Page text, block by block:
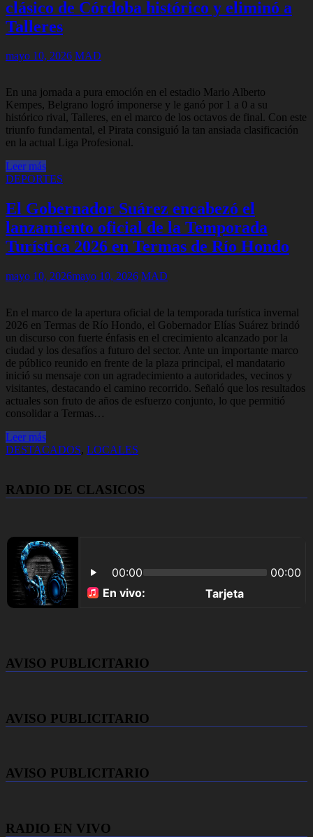
clásico de Córdoba histórico y eliminó a
Talleres
mayo 10, 2026 MAD
En una jornada a pura emoción en el estadio Mario Alberto
Kempes, Belgrano logró imponerse y le ganó por 1 a 0 a su
histórico rival, Talleres, en el marco de los octavos de final. Con este
triunfo fundamental, el Pirata consiguió la tan ansiada clasificación
en la actual Liga Profesional.
Leer más
DEPORTES
El Gobernador Suárez encabezó el
lanzamiento oficial de la Temporada
Turística 2026 en Termas de Río Hondo
mayo 10, 2026mayo 10, 2026 MAD
En el marco de la apertura oficial de la temporada turística invernal
2026 en Termas de Río Hondo, el Gobernador Elías Suárez brindó
un discurso con fuerte énfasis en el crecimiento alcanzado por la
ciudad y los desafíos a futuro del sector. Ante un importante marco
de público reunido en frente de la plaza principal, el mandatario
inició su mensaje con un agradecimiento a autoridades, vecinos y
visitantes, destacando el camino recorrido. Señaló que los resultados
actuales son fruto de años de esfuerzo conjunto, lo que permitió
consolidar a Termas…
Leer más
DESTACADOS, LOCALES
RADIO DE CLASICOS
AVISO PUBLICITARIO
AVISO PUBLICITARIO
AVISO PUBLICITARIO
RADIO EN VIVO